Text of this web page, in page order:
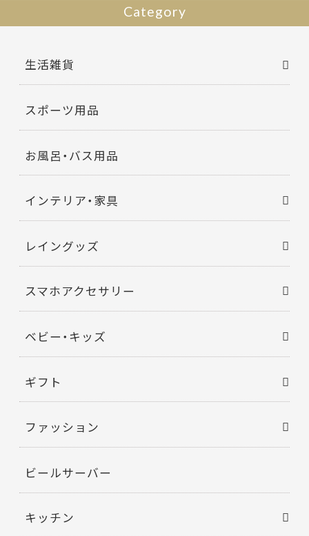
Category
生活雑貨
スポーツ用品
お風呂・バス用品
インテリア・家具
レイングッズ
スマホアクセサリー
ベビー・キッズ
ギフト
ファッション
ビールサーバー
キッチン